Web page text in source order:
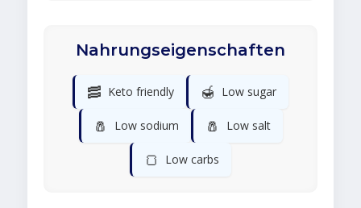
Nahrungseigenschaften
🥓 Keto friendly 🍯 Low sugar
🧂 Low sodium 🧂 Low salt
🍞 Low carbs